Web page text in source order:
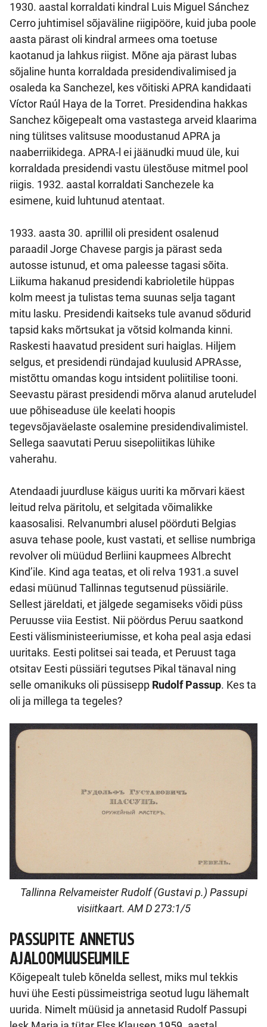
1930. aastal korraldati kindral Luis Miguel Sánchez
Cerro juhtimisel sõjaväline riigipööre, kuid juba poole
aasta pärast oli kindral armees oma toetuse
kaotanud ja lahkus riigist. Mõne aja pärast lubas
sõjaline hunta korraldada presidendivalimised ja
osaleda ka Sanchezel, kes võitiski APRA kandidaati
Víctor Raúl Haya de la Torret. Presidendina hakkas
Sanchez kõigepealt oma vastastega arveid klaarima
ning tülitses valitsuse moodustanud APRA ja
naaberriikidega. APRA-l ei jäänudki muud üle, kui
korraldada presidendi vastu ülestõuse mitmel pool
riigis. 1932. aastal korraldati Sanchezele ka
esimene, kuid luhtunud atentaat.
1933. aasta 30. aprillil oli president osalenud
paraadil Jorge Chavese pargis ja pärast seda
autosse istunud, et oma paleesse tagasi sõita.
Liikuma hakanud presidendi kabrioletile hüppas
kolm meest ja tulistas tema suunas selja tagant
mitu lasku. Presidendi kaitseks tule avanud sõdurid
tapsid kaks mõrtsukat ja võtsid kolmanda kinni.
Raskesti haavatud president suri haiglas. Hiljem
selgus, et presidendi ründajad kuulusid APRAsse,
mistõttu omandas kogu intsident poliitilise tooni.
Seevastu pärast presidendi mõrva alanud aruteludel
uue põhiseaduse üle keelati hoopis
tegevsõjaväelaste osalemine presidendivalimistel.
Sellega saavutati Peruu sisepoliitikas lühike
vaherahu.
Atendaadi juurdluse käigus uuriti ka mõrvari käest
leitud relva päritolu, et selgitada võimalikke
kaasosalisi. Relvanumbri alusel pöörduti Belgias
asuva tehase poole, kust vastati, et sellise numbriga
revolver oli müüdud Berliini kaupmees Albrecht
Kind’ile. Kind aga teatas, et oli relva 1931.a suvel
edasi müünud Tallinnas tegutsenud püssiärile.
Sellest järeldati, et jälgede segamiseks võidi püss
Peruusse viia Eestist. Nii pöördus Peruu saatkond
Eesti välisministeeriumisse, et koha peal asja edasi
uuritaks. Eesti politsei sai teada, et Peruust taga
otsitav Eesti püssiäri tegutses Pikal tänaval ning
selle omanikuks oli püssisepp Rudolf Passup. Kes ta
oli ja millega ta tegeles?
Tallinna Relvameister Rudolf (Gustavi p.) Passupi
visiitkaart. AM D 273:1/5
PASSUPITEANNETUS
AJALOOMUUSEUMILE
Kõigepealt tuleb kõnelda sellest, miks mul tekkis
huvi ühe Eesti püssimeistriga seotud lugu lähemalt
uurida. Nimelt müüsid ja annetasid Rudolf Passupi